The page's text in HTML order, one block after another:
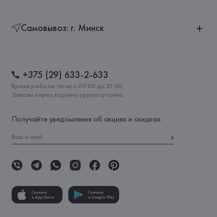
Самовывоз: г. Минск
+375 (29) 633-2-633
Время работы: пн-вс с 09:00 до 21:00,
Заказы через корзину круглосуточно
Получайте уведомления об акциях и скидках:
Скачать
в App Store
Скачать
в Google Play